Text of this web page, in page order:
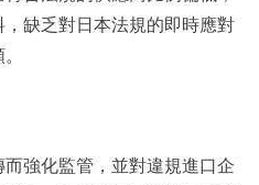
缺乏對日本法規的即時應對
強化監管，並對違規進口企